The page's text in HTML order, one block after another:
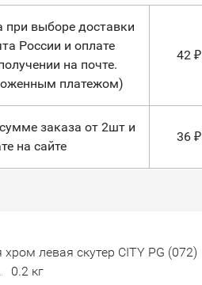
при выборе доставки
России и оплате
на почте.
платежом)
42 ₽
заказа от 2шт и
на сайте
36 ₽
левая скутер CITY PG (072)
0.2 кг